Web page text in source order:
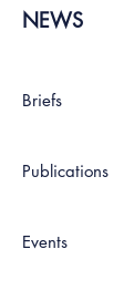
NEWS
Briefs
Publications
Events